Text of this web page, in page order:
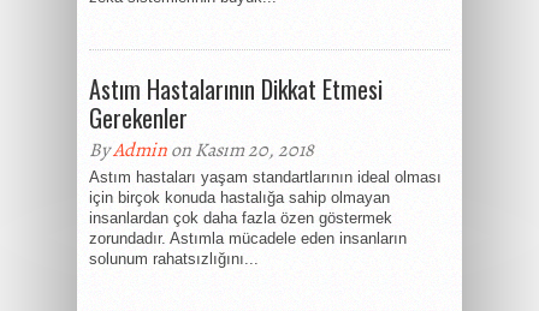
Astım Hastalarının Dikkat Etmesi
Gerekenler
ByAdminon Kasım 20, 2018
Astım hastaları yaşam standartlarının ideal olması
için birçok konuda hastalığa sahip olmayan
insanlardan çok daha fazla özen göstermek
zorundadır. Astımla mücadele eden insanların
solunum rahatsızlığını...